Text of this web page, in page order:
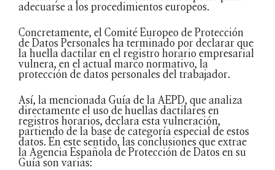
adecuarse a los procedimientos europeos.
Concretamente, el Comité Europeo de Protección
de Datos Personales ha terminado por declarar que
la huella dactilar en el registro horario empresarial
vulnera, en el actual marco normativo, la
protección de datos personales del trabajador.
Así, la mencionada Guía de la AEPD, que analiza
directamente el uso de huellas dactilares en
registros horarios, declara esta vulneración,
partiendo de la base de categoría especial de estos
datos. En este sentido, las conclusiones que extrae
la Agencia Española de Protección de Datos en su
Guía son varias: